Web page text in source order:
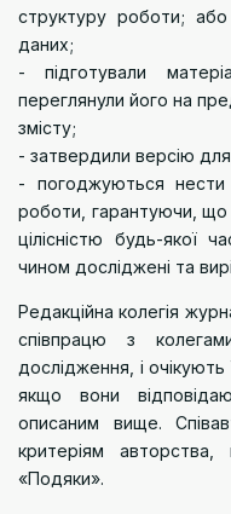
структуру роботи; або
даних;
- підготували
переглянули його на
змісту;
- затвердили версію для
- погоджуються нести
роботи, гарантуючи, що
цілісністю будь-якої
чином досліджені та
Редакційна колегія
співпрацю з
дослідження, і очікують
якщо вони
описаним вище.
критеріям авторства,
«Подяки».